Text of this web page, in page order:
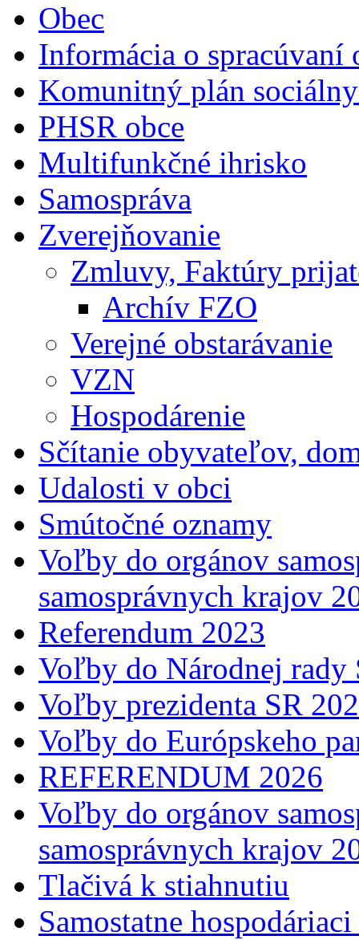
Obec
Informácia o spracúvaní
Komunitný plán
PHSR obce
Multifunkčné ihrisko
Samospráva
Zverejňovanie
Zmluvy, Faktúry
Archív FZO
Verejné obstarávanie
VZN
Hospodárenie
Sčítanie obyvateľov,
Udalosti v obci
Smútočné oznamy
Voľby do orgánov
samosprávnych krajov
Referendum 2023
Voľby do Národnej
Voľby prezidenta SR
Voľby do Európskeho
REFERENDUM 2026
Voľby do orgánov
samosprávnych krajov
Tlačivá k stiahnutiu
Samostatne